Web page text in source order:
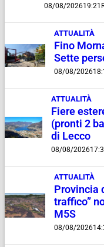
08/08/202619:21
ATTUALITÀ
Fino
Sette
08/08/2026
ATTUALITÀ
Fiere
(pronti 2
di Lecco
08/08/2026
ATTUALITÀ
Provincia
traffico”
M5S
08/08/2026